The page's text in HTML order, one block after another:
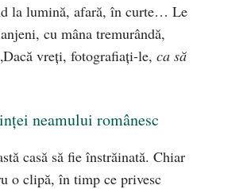
la lumină, afară, în curte… Le
cu mâna tremurândă,
vreţi, fotografiaţi-le, ca să
neamului românesc
casă să fie înstrăinată. Chiar
o clipă, în timp ce privesc